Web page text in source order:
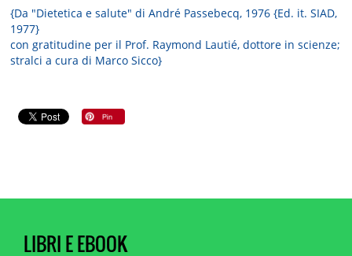
{Da "Dietetica e salute" di André Passebecq, 1976 {Ed. it. SIAD,
1977}
con gratitudine per il Prof. Raymond Lautié, dottore in scienze;
stralci a cura di Marco Sicco}
LIBRI E EBOOK